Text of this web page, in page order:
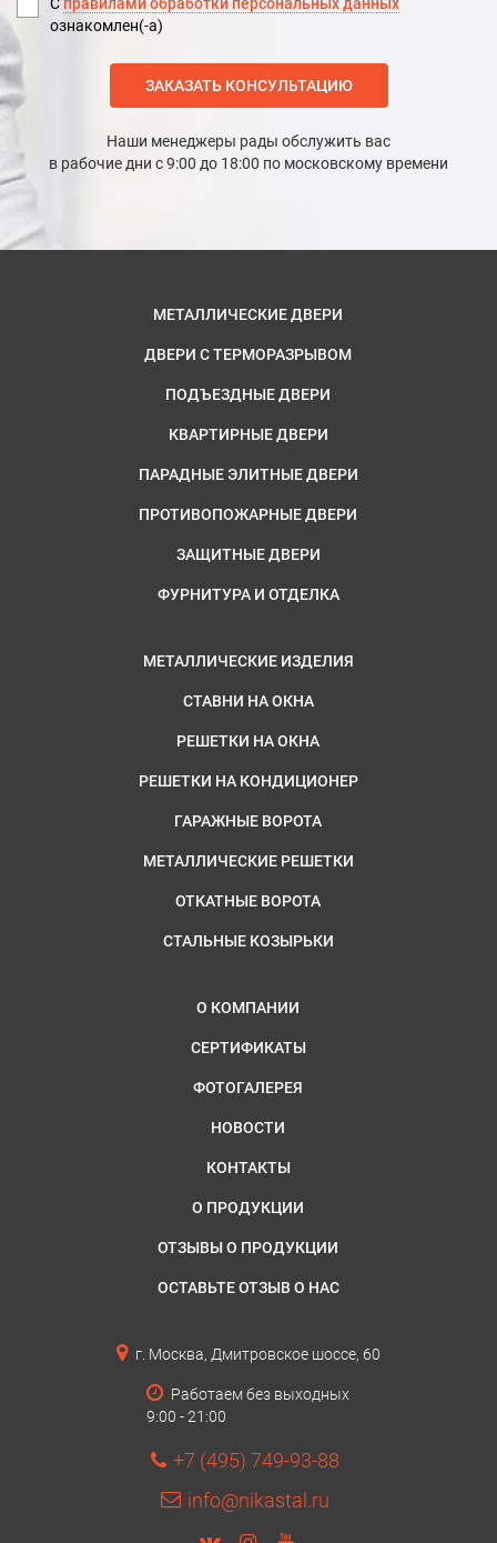
С правилами обработки персональных данных
ознакомлен(-а)
ЗАКАЗАТЬ КОНСУЛЬТАЦИЮ
Наши менеджеры рады обслужить вас
в рабочие дни с 9:00 до 18:00 по московскому времени
МЕТАЛЛИЧЕСКИЕ ДВЕРИ
ДВЕРИ С ТЕРМОРАЗРЫВОМ
ПОДЪЕЗДНЫЕ ДВЕРИ
КВАРТИРНЫЕ ДВЕРИ
ПАРАДНЫЕ ЭЛИТНЫЕ ДВЕРИ
ПРОТИВОПОЖАРНЫЕ ДВЕРИ
ЗАЩИТНЫЕ ДВЕРИ
ФУРНИТУРА И ОТДЕЛКА
МЕТАЛЛИЧЕСКИЕ ИЗДЕЛИЯ
СТАВНИ НА ОКНА
РЕШЕТКИ НА ОКНА
РЕШЕТКИ НА КОНДИЦИОНЕР
ГАРАЖНЫЕ ВОРОТА
МЕТАЛЛИЧЕСКИЕ РЕШЕТКИ
ОТКАТНЫЕ ВОРОТА
СТАЛЬНЫЕ КОЗЫРЬКИ
О КОМПАНИИ
СЕРТИФИКАТЫ
ФОТОГАЛЕРЕЯ
НОВОСТИ
КОНТАКТЫ
О ПРОДУКЦИИ
ОТЗЫВЫ О ПРОДУКЦИИ
ОСТАВЬТЕ ОТЗЫВ О НАС
г. Москва, Дмитровское шоссе, 60
Работаем без выходных
9:00 - 21:00
+7 (495) 749-93-88
info@nikastal.ru